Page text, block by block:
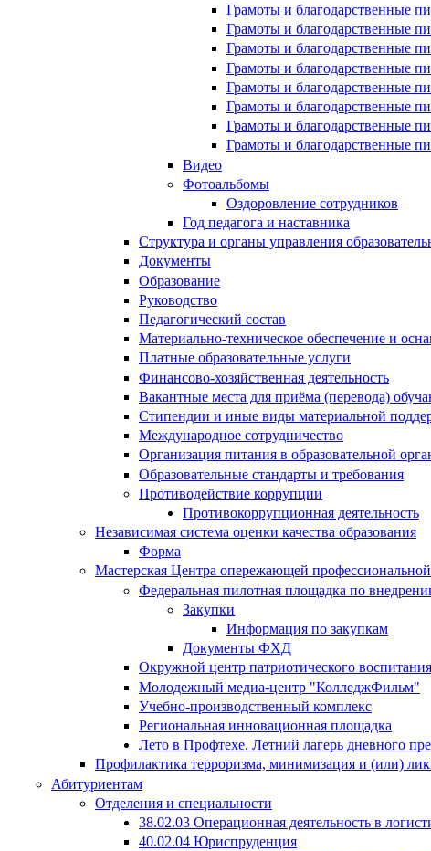
Грамоты и благодарственные
Грамоты и благодарственные
Грамоты и благодарственные
Грамоты и благодарственные
Грамоты и благодарственные
Грамоты и благодарственные
Грамоты и благодарственные
Грамоты и благодарственные
Видео
Фотоальбомы
Оздоровление сотрудников
Год педагога и наставника
Структура и органы управления
Документы
Образование
Руководство
Педагогический состав
Материально-техническое обеспечение и
Платные образовательные услуги
Финансово-хозяйственная деятельность
Вакантные места для приёма (перевода)
Стипендии и иные виды материальной
Международное сотрудничество
Организация питания в образовательной
Образовательные стандарты и требования
Противодействие коррупции
Противокоррупционная деятельность
Независимая система оценки качества образования
Форма
Мастерская Центра опережающей
Федеральная пилотная площадка по
Закупки
Информация по закупкам
Документы ФХД
Окружной центр патриотического
Молодежный медиа-центр "КолледжФильм"
Учебно-производственный комплекс
Региональная инновационная площадка
Лето в Профтехе. Летний лагерь дневного
Профилактика терроризма, минимизация и (или)
Абитуриентам
Отделения и специальности
38.02.03 Операционная деятельность в
40.02.04 Юриспруденция